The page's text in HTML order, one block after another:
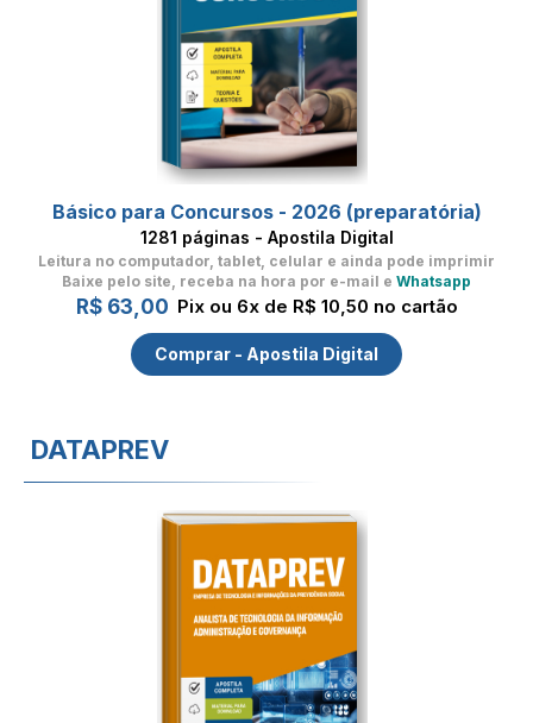
Básico para Concursos - 2026 (preparatória)
1281 páginas - Apostila Digital
Leitura no computador, tablet, celular e ainda pode imprimir
Baixe pelo site, receba na hora por e-mail e Whatsapp
R$ 63,00 Pix ou 6x de R$ 10,50 no cartão
Comprar - Apostila Digital
DATAPREV